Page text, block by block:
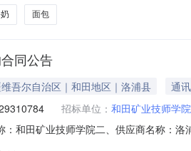
面包
同公告
吾尔自治区｜和田地区｜洛浦县
通
招标单位： 和田矿业技师学院
：和田矿业技师学院二、供应商名称：